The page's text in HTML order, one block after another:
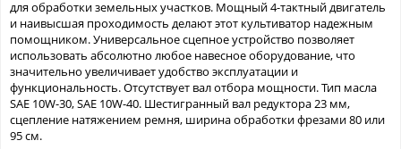
для обработки земельных участков. Мощный 4-тактный двигатель
и наивысшая проходимость делают этот культиватор надежным
помощником. Универсальное сцепное устройство позволяет
использовать абсолютно любое навесное оборудование, что
значительно увеличивает удобство эксплуатации и
функциональность. Отсутствует вал отбора мощности. Тип масла
SAE 10W-30, SAE 10W-40. Шестигранный вал редуктора 23 мм,
сцепление натяжением ремня, ширина обработки фрезами 80 или
95 см.